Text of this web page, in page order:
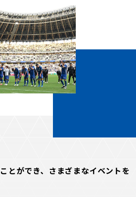
とができ、さまざまなイベントを